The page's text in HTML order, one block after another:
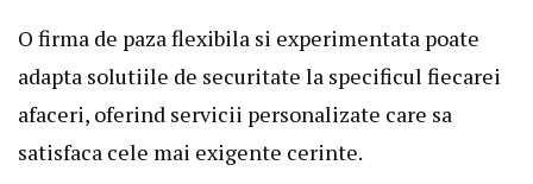
O firma de paza flexibila si experimentata poate
adapta solutiile de securitate la specificul fiecarei
afaceri, oferind servicii personalizate care sa
satisfaca cele mai exigente cerinte.